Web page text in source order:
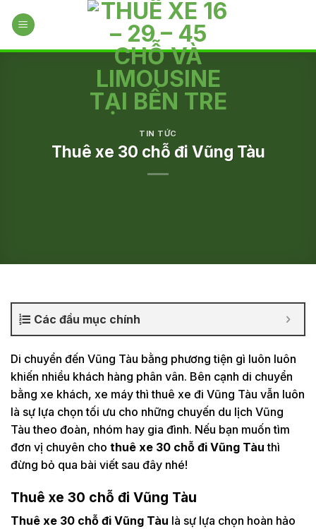
TIN TỨC
Thuê xe 30 chỗ đi Vũng Tàu
Các đầu mục chính
Di chuyển đến Vũng Tàu bằng phương tiện gì luôn luôn
khiến nhiều khách hàng phân vân. Bên cạnh di chuyển
bằng xe khách, xe máy thì thuê xe đi Vũng Tàu vẫn luôn
là sự lựa chọn tối ưu cho những chuyến du lịch Vũng
Tàu theo đoàn, nhóm hay gia đình. Nếu bạn muốn tìm
đơn vị chuyên cho thuê xe 30 chỗ đi Vũng Tàu thì
đừng bỏ qua bài viết sau đây nhé!
Thuê xe 30 chỗ đi Vũng Tàu
Thuê xe 30 chỗ đi Vũng Tàu là sự lựa chọn hoàn hảo